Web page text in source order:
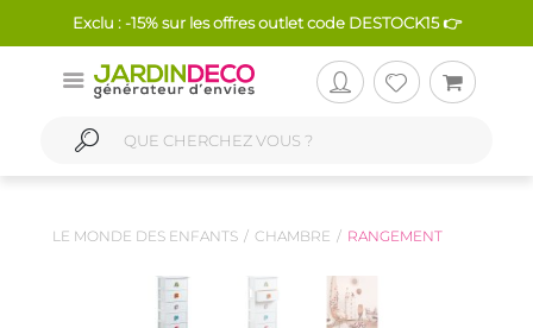
Exclu : -15% sur les offres outlet code DESTOCK15 👉
LE MONDE DES ENFANTS CHAMBRE RANGEMENT